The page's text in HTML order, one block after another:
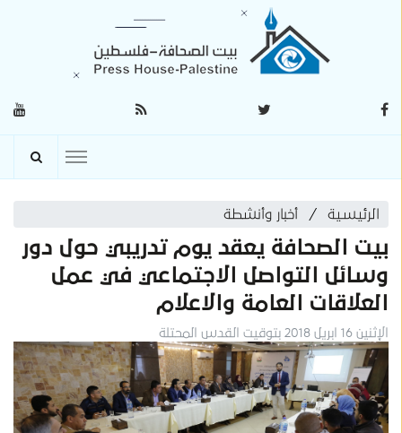
الرئيسية أخبار وأنشطة
بيت الصحافة يعقد يوم تدريبي حول دور
وسائل التواصل الاجتماعي في عمل
العلاقات العامة والاعلام
الإثنين 16 ابريل 2018 بتوقيت القدس المحتلة